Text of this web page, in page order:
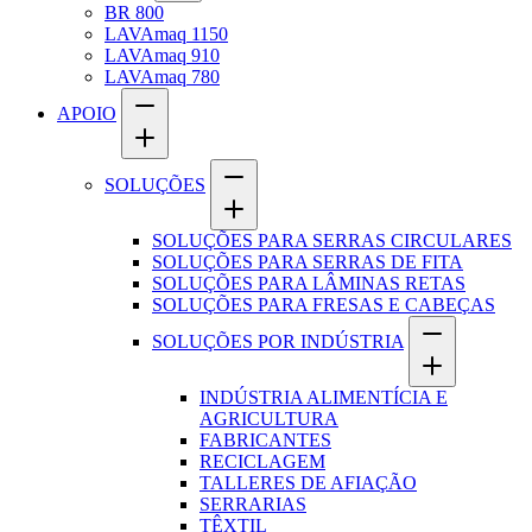
BR 800
LAVAmaq 1150
LAVAmaq 910
LAVAmaq 780
APOIO
SOLUÇÕES
SOLUÇÕES PARA SERRAS CIRCULARES
SOLUÇÕES PARA SERRAS DE FITA
SOLUÇÕES PARA LÂMINAS RETAS
SOLUÇÕES PARA FRESAS E CABEÇAS
SOLUÇÕES POR INDÚSTRIA
INDÚSTRIA ALIMENTÍCIA E
AGRICULTURA
FABRICANTES
RECICLAGEM
TALLERES DE AFIAÇÃO
SERRARIAS
TÊXTIL